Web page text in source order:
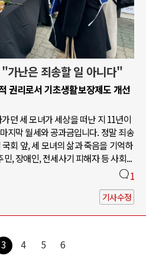
가난은 죄송할 일 아니다"
권리로서 기초생활보장제도 개선
던 세 모녀가 세상을 떠난 지 11년이
지막 월세와 공과금입니다. 정말 죄송
회 앞, 세 모녀의 삶과 죽음을 기억하
, 장애인, 전세사기 피해자 등 사회...
1
기사수정
3 4 5 6